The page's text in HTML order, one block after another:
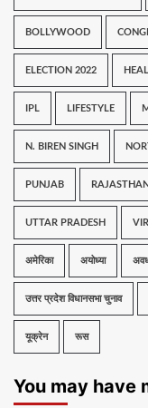
BOLLYWOOD
ELECTION 2022
IPL LIFESTYLE
N. BIREN SINGH
PUNJAB RAJASTHAN
UTTAR PRADESH
अमेरिका अयोध्या अवध
उत्तर प्रदेश विधानसभा चुनाव
यूक्रेन रूस
You may have